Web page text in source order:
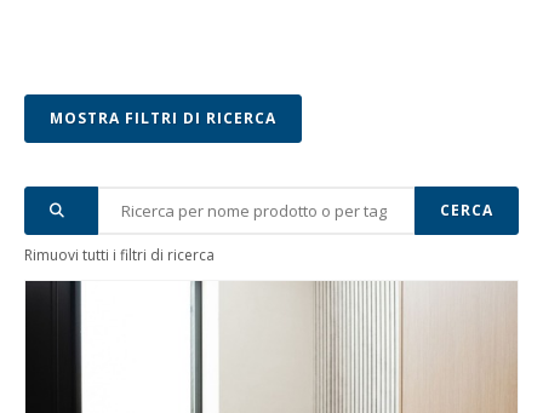
MOSTRA FILTRI DI RICERCA
CERCA
Rimuovi tutti i filtri di ricerca